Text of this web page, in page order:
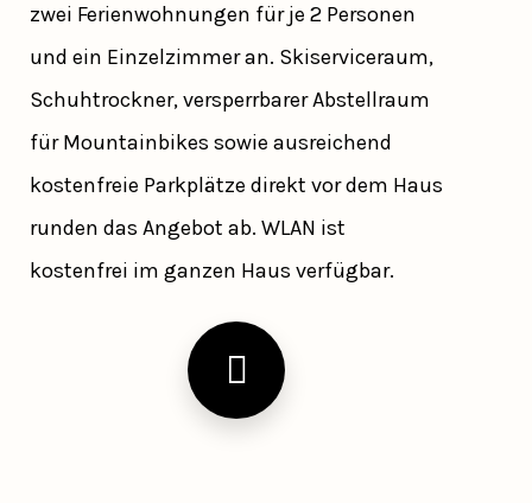
zwei Ferienwohnungen für je 2 Personen
und ein Einzelzimmer an. Skiserviceraum,
Schuhtrockner, versperrbarer Abstellraum
für Mountainbikes sowie ausreichend
kostenfreie Parkplätze direkt vor dem Haus
runden das Angebot ab. WLAN ist
kostenfrei im ganzen Haus verfügbar.